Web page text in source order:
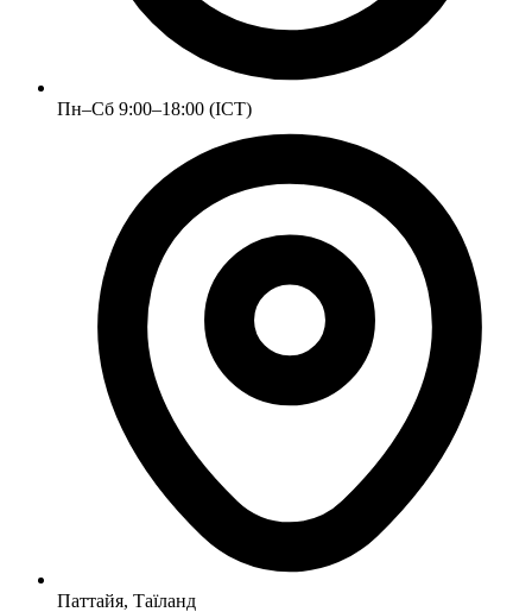
Пн–Сб 9:00–18:00 (ICT)
Паттайя, Таїланд